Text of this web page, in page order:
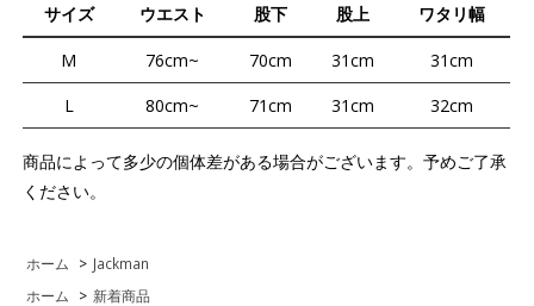
サイズ ウエスト 股下 股上 ワタリ幅
M 76cm~ 70cm 31cm
31cm
L
80cm~ 71cm 31cm 32cm
商品によって多少の個体差がある場合がございます。予めご了承
ください。
ホーム > Jackman
ホーム
> 新着商品